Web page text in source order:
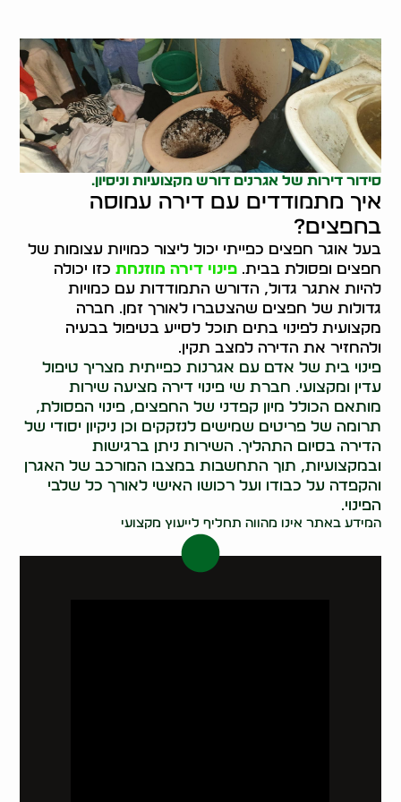
סידור דירות של אגרנים דורש מקצועיות וניסיון.
איך מתמודדים עם דירה עמוסה
בחפצים?
בעל אוגר חפצים כפייתי יכול ליצור כמויות עצומות של
חפצים ופסולת בבית.פינוי דירה מוזנחת כזו יכולה
להיות אתגר גדול, הדורש התמודדות עם כמויות
גדולות של חפצים שהצטברו לאורך זמן. חברה
מקצועית לפינוי בתים תוכל לסייע בטיפול בבעיה
ולהחזיר את הדירה למצב תקין.
פינוי בית של אדם עם אגרנות כפייתית מצריך טיפול
עדין ומקצועי. חברת שי פינוי דירה מציעה שירות
מותאם הכולל מיון קפדני של החפצים, פינוי הפסולת,
תרומה של פריטים שמישים לנזקקים וכן ניקיון יסודי של
הדירה בסיום התהליך. השירות ניתן ברגישות
ובמקצועיות, תוך התחשבות במצבו המורכב של האגרן
והקפדה על כבודו ועל רכושו האישי לאורך כל שלבי
הפינוי.
המידע באתר אינו מהווה תחליף לייעוץ מקצועי